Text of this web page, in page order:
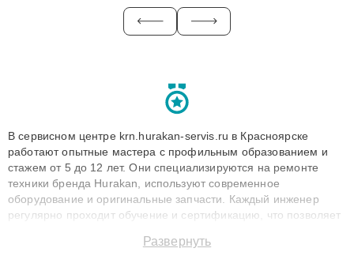
В сервисном центре krn.hurakan-servis.ru в Красноярске
работают опытные мастера с профильным образованием и
стажем от 5 до 12 лет. Они специализируются на ремонте
техники бренда Hurakan, используют современное
оборудование и оригинальные запчасти. Каждый инженер
регулярно проходит обучение и сертификацию, что позволяет
технику с сохранением гарантии до 3 лет. Наши мастера
Развернуть